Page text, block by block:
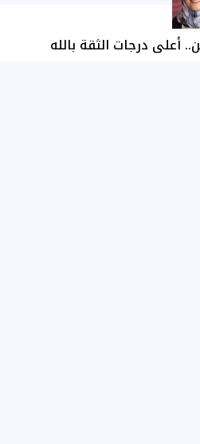
أعلى درجات الثقة بالله